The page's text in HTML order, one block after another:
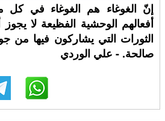
إنّ الغوغاء هم الغوغاء في كل
أفعالهم الوحشية الفظيعة لا
الثورات التي يشاركون فيها من
صالحة. - علي الوردي